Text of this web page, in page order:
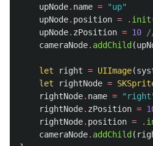
upNode. name =
"up"
upNode. position = . init
upNode. zPosition = 10
cameraNode. addChild (
let right = UIImage(
let
rightNode =
rightNode. name =
rightNode. zPosition =
rightNode. position = .
cameraNode. addChild (